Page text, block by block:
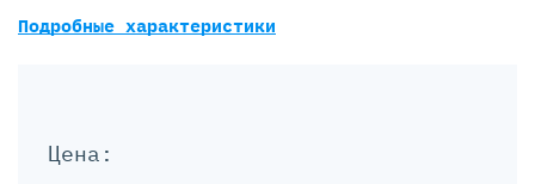
Цена:
Подробные характеристики